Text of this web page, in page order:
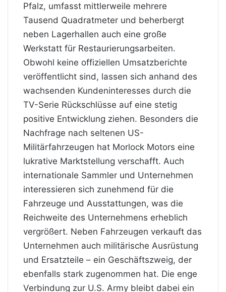
Pfalz, umfasst mittlerweile mehrere
Tausend Quadratmeter und beherbergt
neben Lagerhallen auch eine große
Werkstatt für Restaurierungsarbeiten.
Obwohl keine offiziellen Umsatzberichte
veröffentlicht sind, lassen sich anhand des
wachsenden Kundeninteresses durch die
TV-Serie Rückschlüsse auf eine stetig
positive Entwicklung ziehen. Besonders die
Nachfrage nach seltenen US-
Militärfahrzeugen hat Morlock Motors eine
lukrative Marktstellung verschafft. Auch
internationale Sammler und Unternehmen
interessieren sich zunehmend für die
Fahrzeuge und Ausstattungen, was die
Reichweite des Unternehmens erheblich
vergrößert. Neben Fahrzeugen verkauft das
Unternehmen auch militärische Ausrüstung
und Ersatzteile – ein Geschäftszweig, der
ebenfalls stark zugenommen hat. Die enge
Verbindung zur U.S. Army bleibt dabei ein